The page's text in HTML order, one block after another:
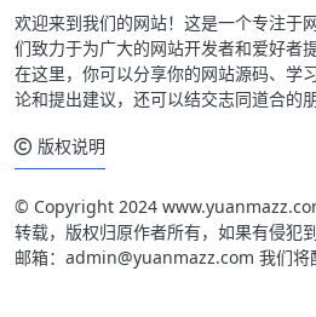
源码简介
源码截图
源码安装
欢迎来到我们的网站！这是一个专注于
们致力于为广大的网站开发者和爱好者
在这里，你可以分享你的网站源码、学
论和提出建议，还可以结交志同道合的朋
版权说明
© Copyright 2024
转载，版权归原作者所有，如果有侵犯
邮箱：admin@yuanmazz.com 我们将